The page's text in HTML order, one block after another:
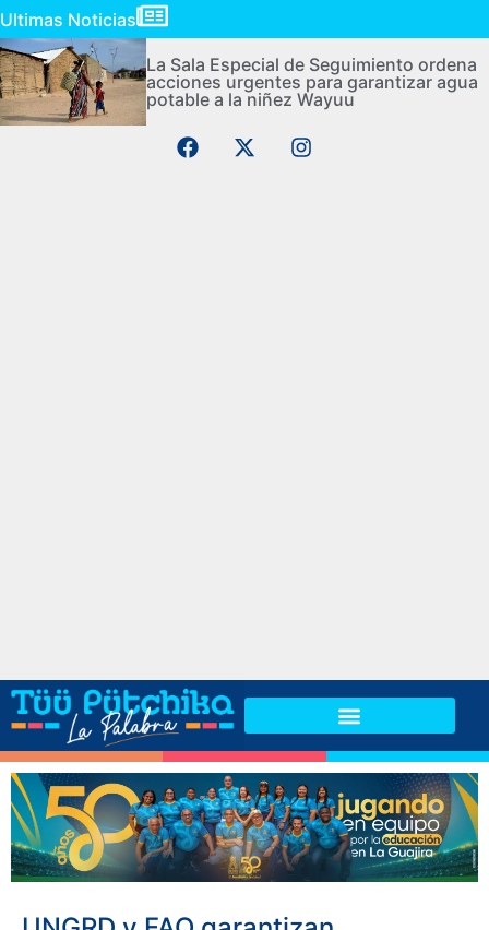
Ultimas Noticias
La Sala Especial de Seguimiento ordena
acciones urgentes para garantizar agua
potable a la niñez Wayuu